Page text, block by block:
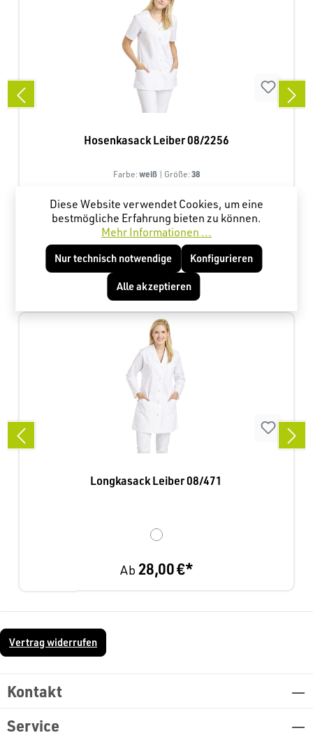
Hosenkasack Leiber 08/2256
Farbe:weiß | Größe:38
20,72 €*
Produktgalerie überspringen
Kunden haben sich ebenfalls angesehen
Longkasack Leiber 08/471
Ab 28,00 €*
Vertrag widerrufen
Kontakt
Service
Diese Website verwendet Cookies, um eine
bestmögliche Erfahrung bieten zu können.
Mehr Informationen ...
Nur technisch notwendige Konfigurieren
Alle akzeptieren